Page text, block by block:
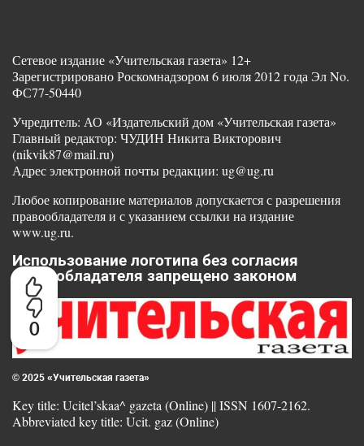
0
Сетевое издание «Учительская газета» 12+
Зарегистрировано Роскомнадзором 6 июля 2012 года Эл No.
ФС77-50440
Учредитель: АО «Издательский дом «Учительская газета»
Главный редактор: ЧУДИН Никита Викторович
(nikvik87@mail.ru)
Адрес электронной почты редакции: ug@ug.ru
Любое копирование материалов допускается с разрешения
правообладателя и с указанием ссылки на издание
www.ug.ru.
Использование логотипа без согласия
правообладателя запрещено законом
© 2025 «Учительская газета»
Key title: Ucitel’skaa^ gazeta (Online) || ISSN 1607-2162.
Abbreviated key title: Ucit. gaz (Online)